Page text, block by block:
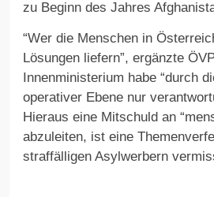
zu Beginn des Jahres
“Wer die Menschen in
Lösungen liefern”, ergänzte
Innenministerium habe “durch
operativer Ebene nur
Hieraus eine Mitschuld an
abzuleiten, ist eine
straffälligen Asylwerbern